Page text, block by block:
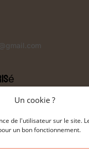
Un cookie ?
de l'utilisateur sur le site.
un bon fonctionnement.